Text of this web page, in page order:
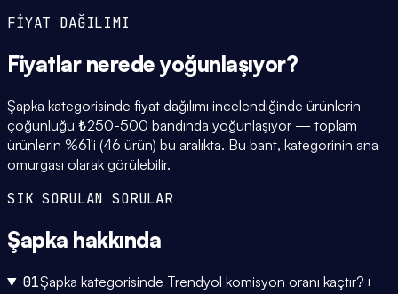
FİYAT DAĞILIMI
Fiyatlar nerede yoğunlaşıyor?
Şapka kategorisinde fiyat dağılımı incelendiğinde ürünlerin
çoğunluğu ₺250-500 bandında yoğunlaşıyor — toplam
ürünlerin %61'i (46 ürün) bu aralıkta. Bu bant, kategorinin ana
omurgası olarak görülebilir.
SIK SORULAN SORULAR
Şapka hakkında
01Şapka kategorisinde Trendyol komisyon oranı kaçtır?+